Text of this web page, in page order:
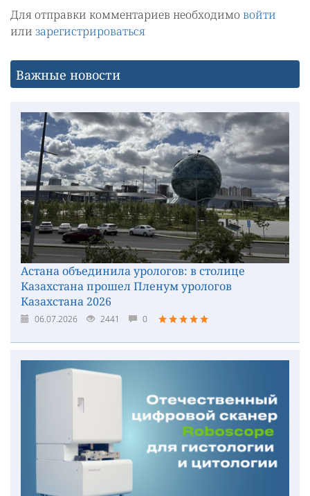
Для отправки комментариев необходимо войти
или зарегистрироваться
Важные новости
Астана объединила урологов: в столице
Казахстана прошел Пленум урологов
Казахстана 2026
06.07.2026 2441 0